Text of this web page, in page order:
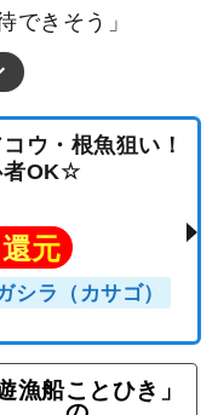
ご希望とのこと
前日は友人が別
、2人で真鯛4匹
です。しかし今
ろな魚を狙いた
アコウの実績が
。実はこのポイ
ていたのです
の影響で海の色